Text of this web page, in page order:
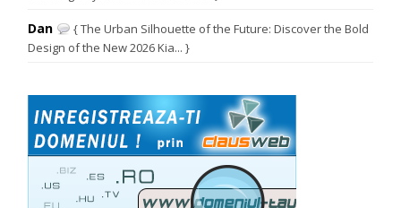
Dan
{ The Urban Silhouette of the Future: Discover the Bold
Design of the New 2026 Kia... }